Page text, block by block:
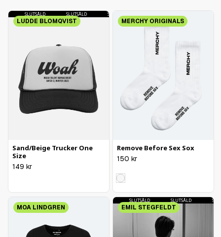
SLUTSÅLD SLUTSÅLD SLUTSÅLD
Sand/Beige Trucker One
Size
149 kr
LUDDE BLOMQVIST
Remove Before Sex Sox
150 kr
MERCHY ORIGINALS
MOA LINDGREN
SLUTSÅLD SLUTSÅLD
EMIL STEGFELDT